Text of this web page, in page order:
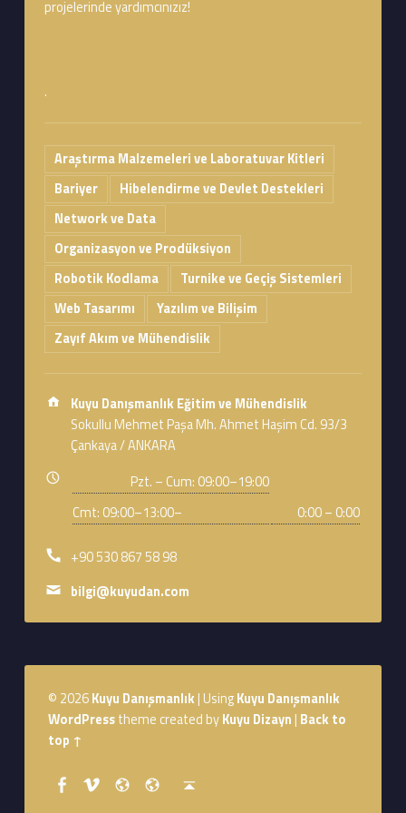
projelerinde yardımcınızız!
.
Araştırma Malzemeleri ve Laboratuvar Kitleri
Bariyer
Hibelendirme ve Devlet Destekleri
Network ve Data
Organizasyon ve Prodüksiyon
Robotik Kodlama
Turnike ve Geçiş Sistemleri
Web Tasarımı
Yazılım ve Bilişim
Zayıf Akım ve Mühendislik
Address:
Kuyu Danışmanlık Eğitim ve Mühendislik
Sokullu Mehmet Paşa Mh. Ahmet Haşim Cd. 93/3
Çankaya / ANKARA
Pzt. – Cum: 09:00–19:00
Cmt: 09:00–13:00–
0:00 – 0:00
Phone number:
+90 530 867 58 98
Email address:
bilgi@kuyudan.com
© 2026Kuyu Danışmanlık| UsingKuyu Danışmanlık
WordPresstheme created byKuyu Dizayn | Back to
top ↑
Social MenuWebMan on Facebook WebMan Design